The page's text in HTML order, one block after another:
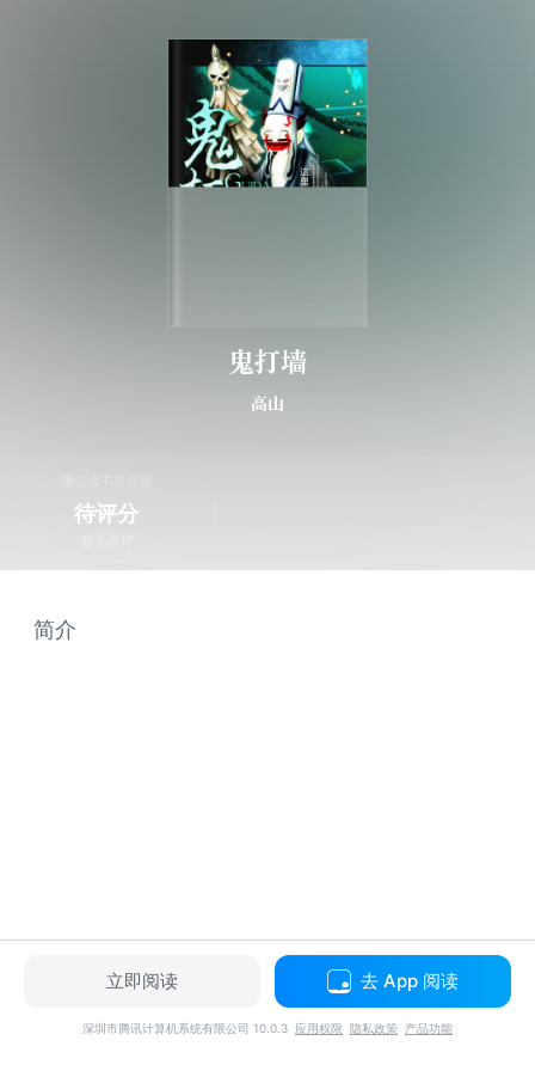
鬼打墙
高山
待评分
简介
立即阅读 去 App 阅读
深圳市腾讯计算机系统有限公司 10.0.3 应用权限 隐私政策 产品功能